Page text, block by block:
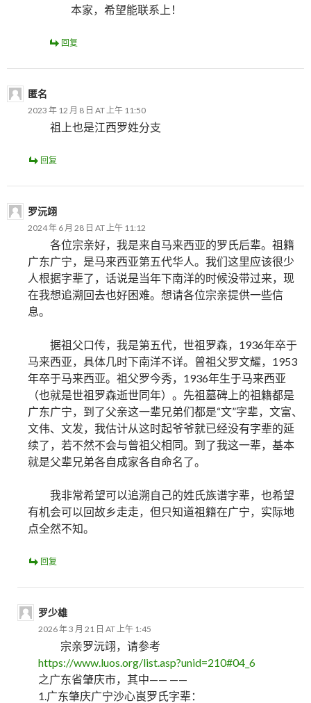
本家，希望能联系上！
回复
匿名
2023 年 12 月 8 日 AT 上午 11:50
祖上也是江西罗姓分支
回复
罗沅翊
2024 年 6 月 28 日 AT 上午 11:12
各位宗亲好，我是来自马来西亚的罗氏后辈。祖籍
广东广宁，是马来西亚第五代华人。我们这里应该很少
人根据字辈了，话说是当年下南洋的时候没带过来，现
在我想追溯回去也好困难。想请各位宗亲提供一些信
息。
据祖父口传，我是第五代，世祖罗森，1936年卒于
马来西亚，具体几时下南洋不详。曾祖父罗文耀，1953
年卒于马来西亚。祖父罗今秀，1936年生于马来西亚
（也就是世祖罗森逝世同年）。先祖墓碑上的祖籍都是
广东广宁，到了父亲这一辈兄弟们都是“文”字辈，文富、
文伟、文发，我估计从这时起爷爷就已经没有字辈的延
续了，若不然不会与曾祖父相同。到了我这一辈，基本
就是父辈兄弟各自成家各自命名了。
我非常希望可以追溯自己的姓氏族谱字辈，也希望
有机会可以回故乡走走，但只知道祖籍在广宁，实际地
点全然不知。
回复
罗少雄
2026 年 3 月 21 日 AT 上午 1:45
宗亲罗沅翊，请参考
https://www.luos.org/list.asp?unid=210#04_6
之广东省肇庆市，其中—— ——
1.广东肇庆广宁沙心崀罗氏字辈：